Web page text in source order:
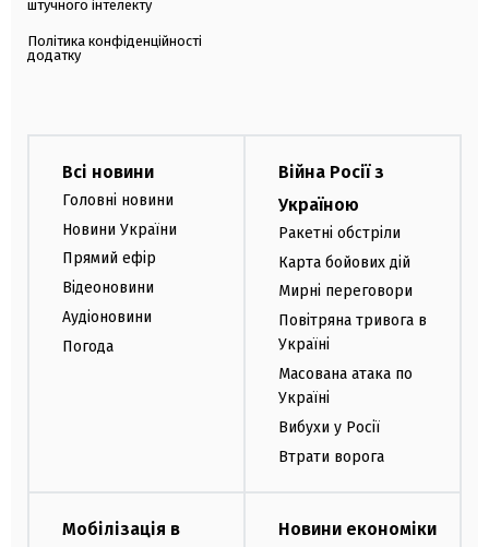
штучного інтелекту
Політика конфіденційності
додатку
Всі новини
Головні новини
Новини України
Прямий ефір
Відеоновини
Аудіоновини
Погода
Війна Росії з
Україною
Ракетні обстріли
Карта бойових дій
Мирні переговори
Повітряна тривога в
Україні
Масована атака по
Україні
Вибухи у Росії
Втрати ворога
Мобілізація в
Новини економіки